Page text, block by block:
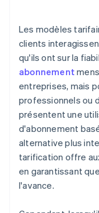
Politiques
crédits
Valeur perçue
Suivi
Gestion de
Suivi intégré de
Prise en charge
Les modèles
clients
qu'ils ont sur la
abonnement
entreprises, mais
professionnels ou
présentent une
d'abonnement
alternative plus
tarification offre
en garantissant
l'avance.